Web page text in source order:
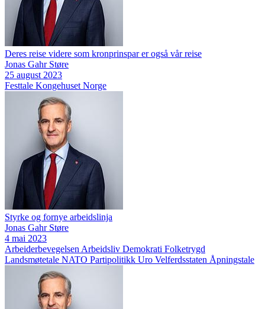
Deres reise videre som kronprinspar er også vår reise
Jonas Gahr Støre
25 august 2023
Festtale Kongehuset Norge
Styrke og fornye arbeidslinja
Jonas Gahr Støre
4 mai 2023
Arbeiderbevegelsen Arbeidsliv Demokrati Folketrygd
Landsmøtetale NATO Partipolitikk Uro Velferdsstaten Åpningstale